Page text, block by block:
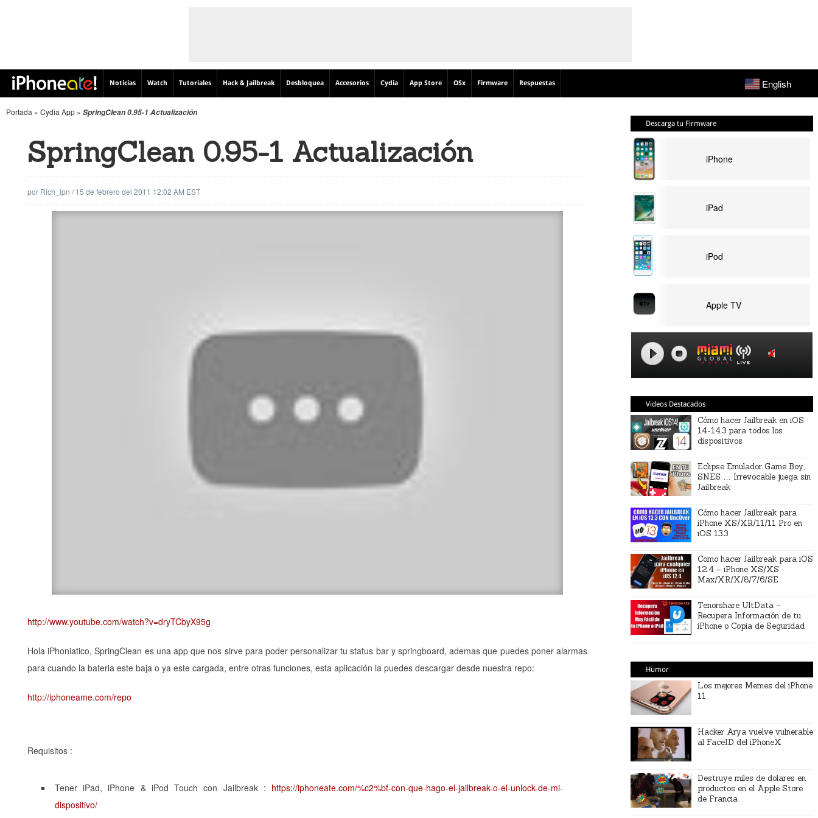
Noticias Watch Tutoriales Hack & Jailbreak Desbloquea Accesorios Cydia App Store OSx Firmware Respuestas English
Portada » Cydia App » SpringClean 0.95-1 Actualización
SpringClean 0.95-1 Actualización
por Rich_ipn /15 de febrero del 2011 12:02 AM EST
http://www.youtube.com/watch?v=dryTCbyX95g
Hola iPhoniatico, SpringClean es una app que nos sirve para poder personalizar tu status bar y springboard, ademas que puedes poner alarmas
para cuando la bateria este baja o ya este cargada, entre otras funciones, esta aplicación la puedes descargar desde nuestra repo:
http://iphoneame.com/repo
Requisitos :
Tener iPad, iPhone & iPod Touch con Jailbreak : https://iphoneate.com/%c2%bf-con-que-hago-el-jailbreak-o-el-unlock-de-mi-
dispositivo/
Descarga tu Firmware
iPhone
iPad
iPod
Apple TV
Videos Destacados
Cómo hacer Jailbreak en iOS
14-14.3 para todos los
dispositivos
Eclipse Emulador Game Boy,
SNES … Irrevocable juega sin
Jailbreak
Cómo hacer Jailbreak para
iPhone XS/XR/11/11 Pro en
iOS 13.3
Como hacer Jailbreak para iOS
12.4 – iPhone XS/XS
Max/XR/X/8/7/6/SE
Tenorshare UltData –
Recupera Información de tu
iPhone o Copia de Seguridad
Humor
Los mejores Memes del iPhone
11
Hacker Arya vuelve vulnerable
al FaceID del iPhoneX
Destruye miles de dolares en
productos en el Apple Store
de Francia